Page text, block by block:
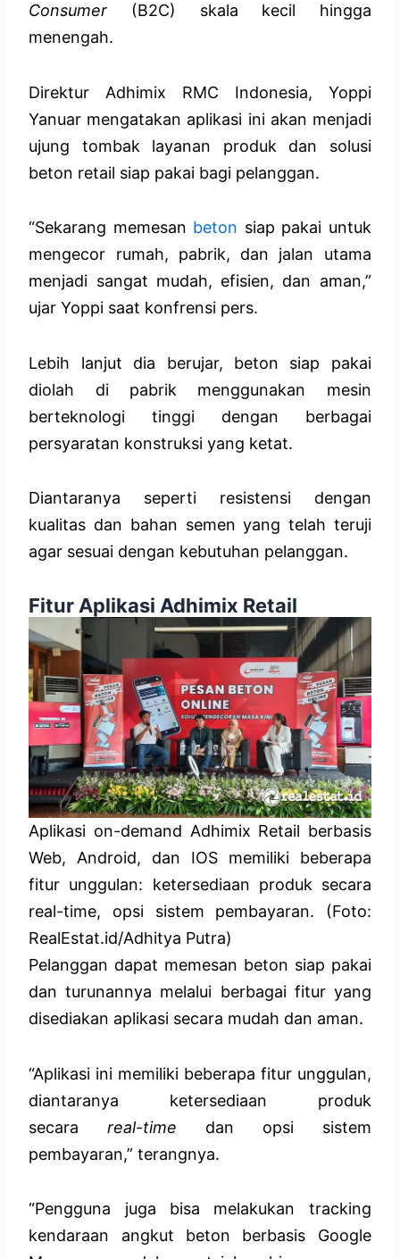
Consumer (B2C) skala kecil hingga
menengah.
Direktur Adhimix RMC Indonesia, Yoppi
Yanuar mengatakan aplikasi ini akan menjadi
ujung tombak layanan produk dan solusi
beton retail siap pakai bagi pelanggan.
“Sekarang memesan beton siap pakai untuk
mengecor rumah, pabrik, dan jalan utama
menjadi sangat mudah, efisien, dan aman,”
ujar Yoppi saat konfrensi pers.
Lebih lanjut dia berujar, beton siap pakai
diolah di pabrik menggunakan mesin
berteknologi tinggi dengan berbagai
persyaratan konstruksi yang ketat.
Diantaranya seperti resistensi dengan
kualitas dan bahan semen yang telah teruji
agar sesuai dengan kebutuhan pelanggan.
Fitur Aplikasi Adhimix Retail
Aplikasi on-demand Adhimix Retail berbasis
Web, Android, dan IOS memiliki beberapa
fitur unggulan: ketersediaan produk secara
real-time, opsi sistem pembayaran. (Foto:
RealEstat.id/Adhitya Putra)
Pelanggan dapat memesan beton siap pakai
dan turunannya melalui berbagai fitur yang
disediakan aplikasi secara mudah dan aman.
“Aplikasi ini memiliki beberapa fitur unggulan,
diantaranya ketersediaan produk
secarareal-time dan opsi sistem
pembayaran,” terangnya.
“Pengguna juga bisa melakukan tracking
kendaraan angkut beton berbasis Google